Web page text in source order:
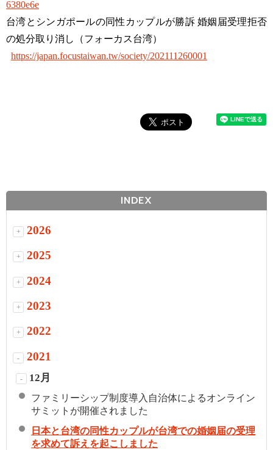
6380e6e
台湾とシンガポールの同性カップルが勝訴 婚姻届受理拒否
の処分取り消し（フォーカス台湾）
https://japan.focustaiwan.tw/society/202111260001
INDEX
+ 2026
+ 2025
+ 2024
+ 2023
+ 2022
- 2021
- 12月
ファミリーシップ制度導入自治体によるオンライン
サミットが開催されました
日本と台湾の同性カップルが台湾での婚姻届の受理
を求めて訴えを起こしました